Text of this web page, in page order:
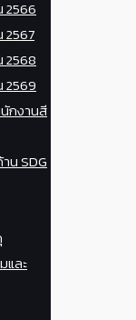
2566
2567
2568
2569
นักงานสี
น SDG
และ